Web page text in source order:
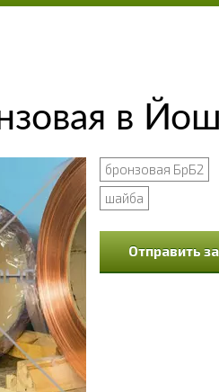
в
бронзовая БрБ2
шайба
Отправить